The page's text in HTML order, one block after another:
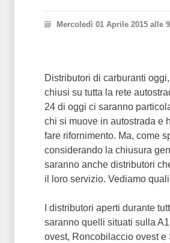
Mercoledì 01 Aprile 2015 alle
Distributori di carburanti
chiusi su tutta la rete
24 di oggi ci saranno
chi si muove in autostrada e
fare rifornimento. Ma, come
considerando la chiusura
saranno anche distributori
il loro servizio. Vediamo
I distributori aperti durante
saranno quelli situati sulla
ovest, Roncobilaccio ovest e